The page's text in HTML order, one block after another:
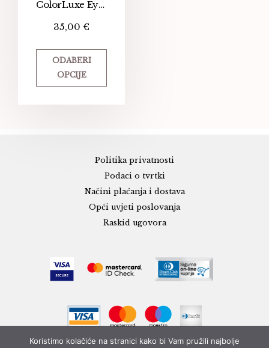
ColorLuxe Eye Shadow Stick
35,00 €
ODABERI
OPCIJE
Politika privatnosti
Podaci o tvrtki
Načini plaćanja i dostava
Opći uvjeti poslovanja
Raskid ugovora
Koristimo kolačiće na stranici kako bi Vam pružili najbolje